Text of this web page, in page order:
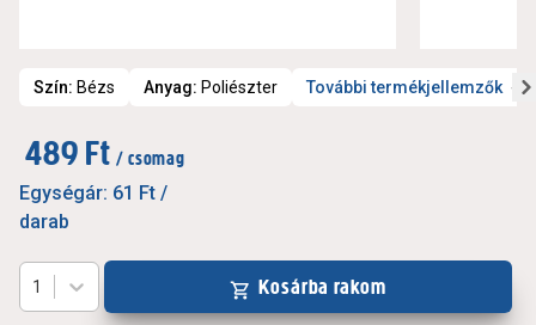
Szín: Bézs Anyag: Poliészter További termékjellemzők
489 Ft / csomag
Egységár: 61 Ft /
darab
1 Kosárba rakom